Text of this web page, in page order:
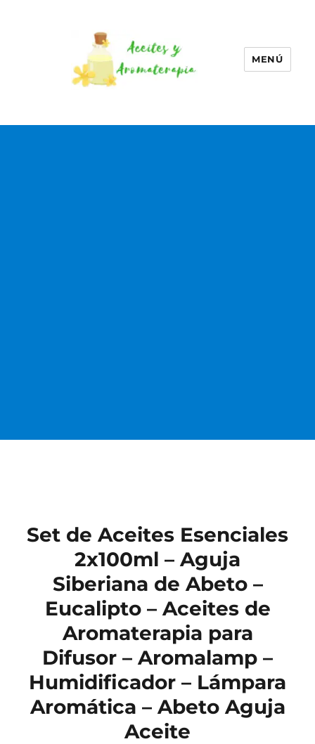
Aromaterapia
MENÚ
Set de Aceites Esenciales
2x100ml – Aguja
Siberiana de Abeto –
Eucalipto – Aceites de
Aromaterapia para
Difusor – Aromalamp –
Humidificador – Lámpara
Aromática – Abeto Aguja
Aceite